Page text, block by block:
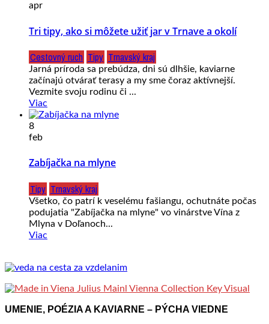
apr
Tri tipy, ako si môžete užiť jar v Trnave a okolí
Cestovný ruch Tipy Trnavský kraj
Jarná príroda sa prebúdza, dni sú dlhšie, kaviarne
začínajú otvárať terasy a my sme čoraz aktívnejší.
Vezmite svoju rodinu či ...
Viac
8
feb
Zabíjačka na mlyne
Tipy Trnavský kraj
Všetko, čo patrí k veselému fašiangu, ochutnáte počas
podujatia "Zabíjačka na mlyne" vo vinárstve Vína z
Mlyna v Doľanoch...
Viac
UMENIE, POÉZIA A KAVIARNE – PÝCHA VIEDNE